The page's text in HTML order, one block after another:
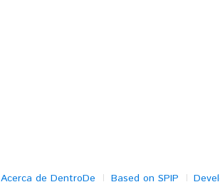
Acerca de DentroDe Based on SPIP